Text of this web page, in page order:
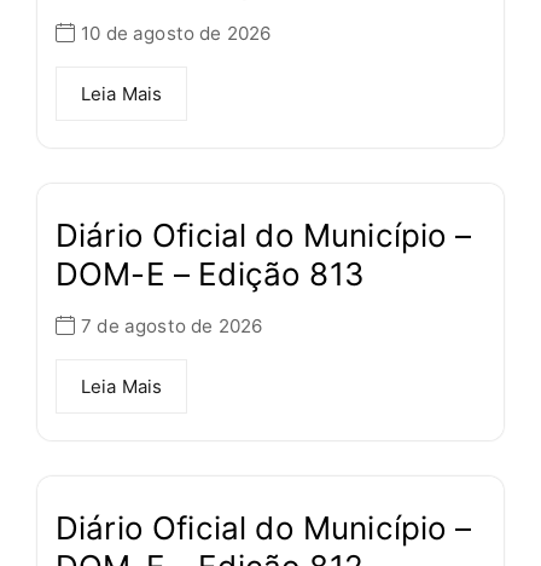
10 de agosto de 2026
Leia Mais
Diário Oficial do Município –
DOM-E – Edição 813
7 de agosto de 2026
Leia Mais
Diário Oficial do Município –